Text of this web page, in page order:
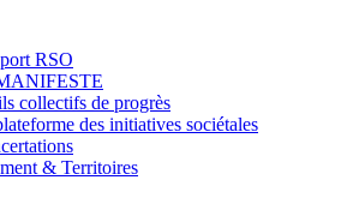
RSO
collectifs de progrès
des initiatives sociétales
& Territoires